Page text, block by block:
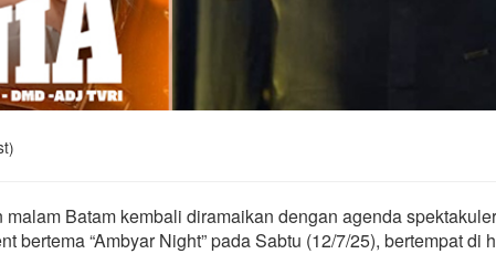
malam Batam kembali diramaikan dengan agenda
bertema “Ambyar Night” pada Sabtu (12/7/25), bertempat di